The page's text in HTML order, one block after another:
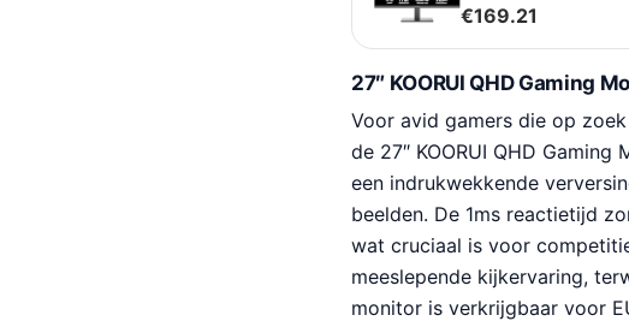
€169.21
27″ KOORUI QHD Gaming
Voor avid gamers die op
de 27″ KOORUI QHD
een indrukwekkende
beelden. De 1ms reactietijd
wat cruciaal is voor
meeslepende kijkervaring,
monitor is verkrijgbaar voor